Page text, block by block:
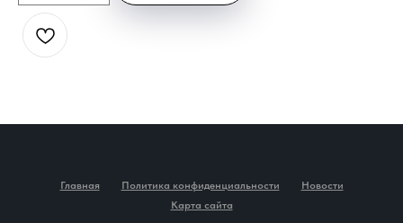
Главная Политика конфиденциальности
Новости
Карта сайта